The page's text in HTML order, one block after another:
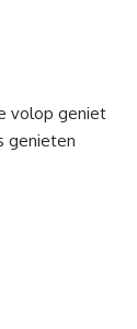
volop geniet
genieten